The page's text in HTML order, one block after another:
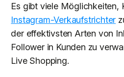
Es gibt viele Möglichkeiten,
Instagram-Verkaufstrichter
der effektivsten Arten von
Follower in Kunden zu
Live Shopping.